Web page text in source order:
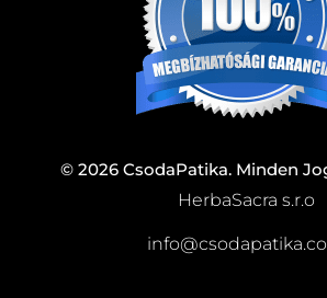
© 2026 CsodaPatika. Minden
HerbaSacra s.r.o